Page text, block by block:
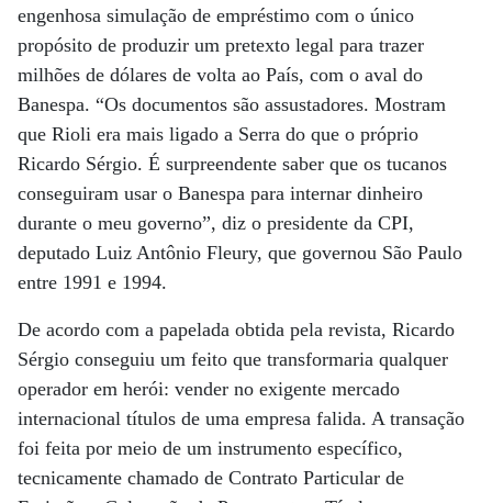
engenhosa simulação de empréstimo com o único
propósito de produzir um pretexto legal para trazer
milhões de dólares de volta ao País, com o aval do
Banespa. “Os documentos são assustadores. Mostram
que Rioli era mais ligado a Serra do que o próprio
Ricardo Sérgio. É surpreendente saber que os tucanos
conseguiram usar o Banespa para internar dinheiro
durante o meu governo”, diz o presidente da CPI,
deputado Luiz Antônio Fleury, que governou São Paulo
entre 1991 e 1994.
De acordo com a papelada obtida pela revista, Ricardo
Sérgio conseguiu um feito que transformaria qualquer
operador em herói: vender no exigente mercado
internacional títulos de uma empresa falida. A transação
foi feita por meio de um instrumento específico,
tecnicamente chamado de Contrato Particular de